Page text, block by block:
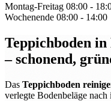
Montag-Freitag 08:00 -
Wochenende 08:00 - 14:00
Teppichboden
– schonend,
Das Teppichboden
verlegte Bodenbeläge